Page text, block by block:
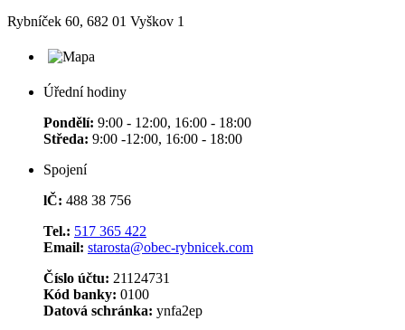
Rybníček 60, 682 01 Vyškov 1
Úřední hodiny
Pondělí: 9:00 - 12:00, 16:00 - 18:00
Středa: 9:00 -12:00, 16:00 - 18:00
Spojení
lČ: 488 38 756
Tel.: 517 365 422
Email: starosta@obec-rybnicek.com
Číslo účtu: 21124731
Kód banky: 0100
Datová schránka: ynfa2ep